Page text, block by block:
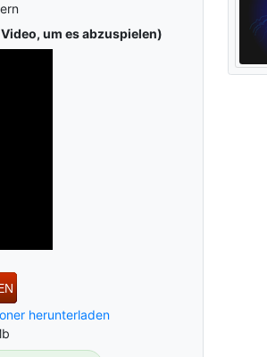
um es abzuspielen)
herunterladen